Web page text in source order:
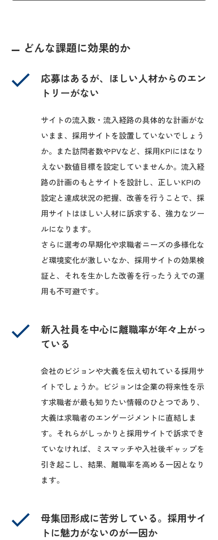
どんな課題に効果的か
応募はあるが、ほしい人材からのエン
トリーがない
サイトの流入数・流入経路の具体的な計画がな
いまま、採用サイトを設置していないでしょう
か。また訪問者数やPVなど、採用KPIにはなり
えない数値目標を設定していませんか。流入経
路の計画のもとサイトを設計し、正しいKPIの
設定と達成状況の把握、改善を行うことで、採
用サイトはほしい人材に訴求する、強力なツー
ルになります。
さらに選考の早期化や求職者ニーズの多様化な
ど環境変化が激しいなか、採用サイトの効果検
証と、それを生かした改善を行ったうえでの運
用も不可避です。
新入社員を中心に離職率が年々上がっ
ている
会社のビジョンや大義を伝え切れている採用サ
イトでしょうか。ビジョンは企業の将来性を示
す求職者が最も知りたい情報のひとつであり、
大義は求職者のエンゲージメントに直結しま
す。それらがしっかりと採用サイトで訴求でき
ていなければ、ミスマッチや入社後ギャップを
引き起こし、結果、離職率を高める一因となり
ます。
母集団形成に苦労している。採用サイ
トに魅力がないのが一因か